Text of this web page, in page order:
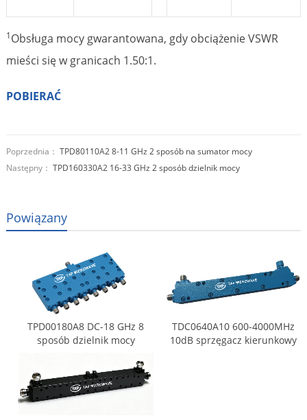
1Obsługa mocy gwarantowana, gdy obciążenie VSWR
mieści się w granicach 1.50:1.
POBIERAĆ
Poprzednia： TPD80110A2 8-11 GHz 2 sposób na sumator mocy
Następny： TPD160330A2 16-33 GHz 2 sposób dzielnik mocy
Powiązany
TPD00180A8 DC-18 GHz 8
sposób dzielnik mocy
TDC0640A10 600-4000MHz
10dB sprzęgacz kierunkowy